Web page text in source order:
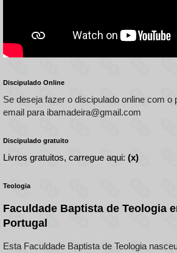
Discipulado Online
Se deseja fazer o discipulado online com o
email para ibamadeira@gmail.com
Discipulado gratuito
Livros gratuitos, carregue aqui: (x)
Teologia
Faculdade Baptista de Teologia
Portugal
Esta Faculdade Baptista de Teologia